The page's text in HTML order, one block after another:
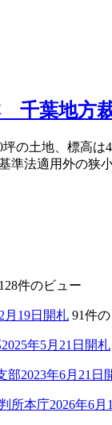
葉地方
の土地、標高
法適用外の
128件のビュー
月19日開札 91件
年5月21日開札
2023年6月21日
所本庁2026年6月